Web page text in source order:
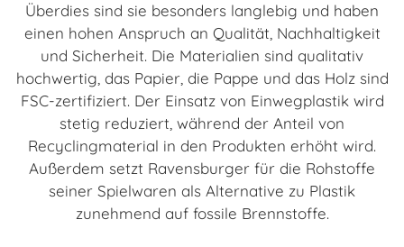
Überdies sind sie besonders langlebig und haben
einen hohen Anspruch an Qualität, Nachhaltigkeit
und Sicherheit. Die Materialien sind qualitativ
hochwertig, das Papier, die Pappe und das Holz sind
FSC-zertifiziert. Der Einsatz von Einwegplastik wird
stetig reduziert, während der Anteil von
Recyclingmaterial in den Produkten erhöht wird.
Außerdem setzt Ravensburger für die Rohstoffe
seiner Spielwaren als Alternative zu Plastik
zunehmend auf fossile Brennstoffe.